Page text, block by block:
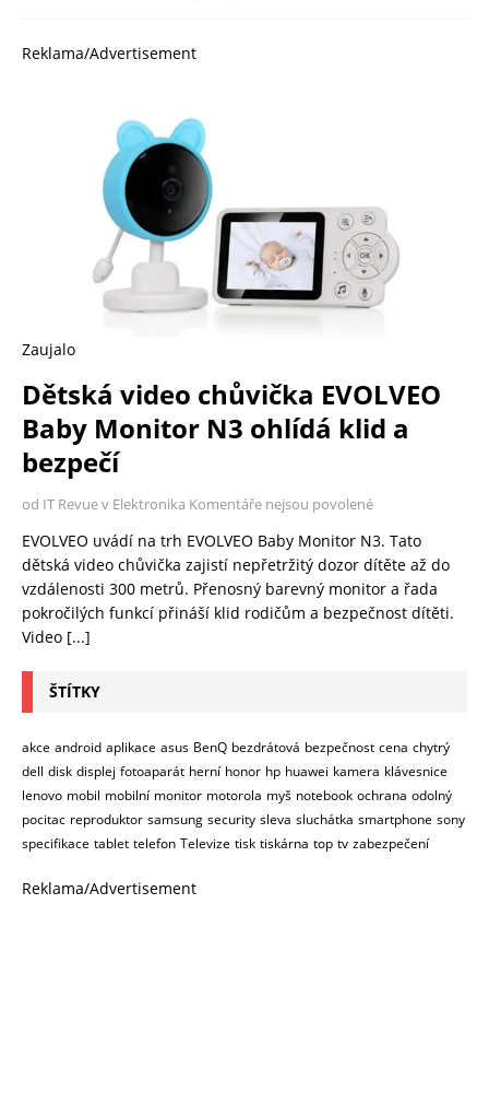
Reklama/Advertisement
Zaujalo
Dětská video chůvička EVOLVEO
Baby Monitor N3 ohlídá klid a
bezpečí
od IT Revue v Elektronika Komentáře nejsou povolené
EVOLVEO uvádí na trh EVOLVEO Baby Monitor N3. Tato
dětská video chůvička zajistí nepřetržitý dozor dítěte až do
vzdálenosti 300 metrů. Přenosný barevný monitor a řada
pokročilých funkcí přináší klid rodičům a bezpečnost dítěti.
Video [...]
ŠTÍTKY
akce android aplikace asus BenQ bezdrátová bezpečnost cena chytrý
dell disk displej fotoaparát herní honor hp huawei kamera klávesnice
lenovo mobil mobilní monitor motorola myš notebook ochrana odolný
pocitac reproduktor samsung security sleva sluchátka smartphone sony
specifikace tablet telefon Televize tisk tiskárna top tv zabezpečení
Reklama/Advertisement